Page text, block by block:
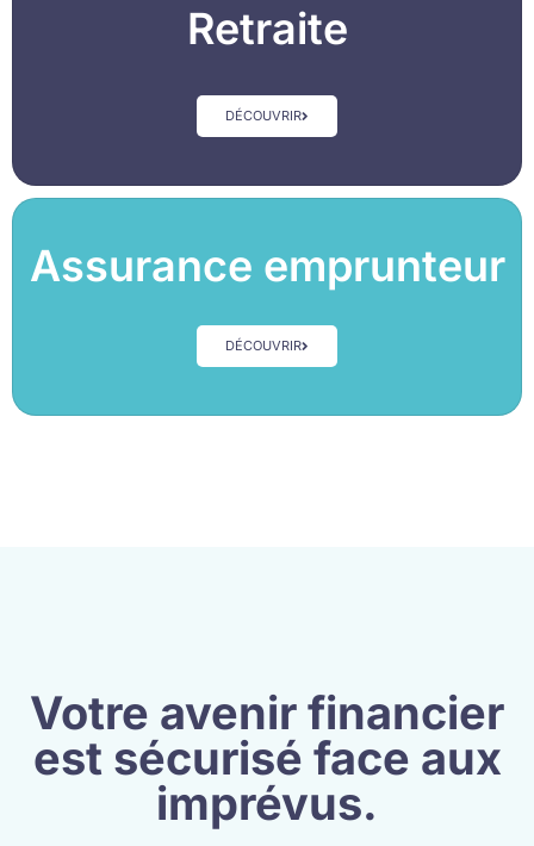
Retraite
DÉCOUVRIR
Assurance emprunteur
DÉCOUVRIR
Votre avenir financier
est sécurisé face aux
imprévus.